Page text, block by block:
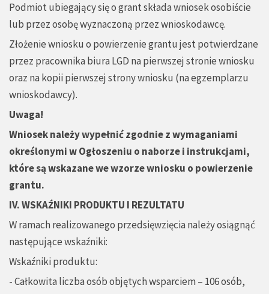
Podmiot ubiegający się o grant składa wniosek osobiście
lub przez osobę wyznaczoną przez wnioskodawcę.
Złożenie wniosku o powierzenie grantu jest potwierdzane
przez pracownika biura LGD na pierwszej stronie wniosku
oraz na kopii pierwszej strony wniosku (na egzemplarzu
wnioskodawcy).
Uwaga!
Wniosek należy wypełnić zgodnie z wymaganiami
określonymi w Ogłoszeniu o naborze i instrukcjami,
które są wskazane we wzorze wniosku o powierzenie
grantu.
IV. WSKAŹNIKI PRODUKTU I REZULTATU
W ramach realizowanego przedsięwzięcia należy osiągnąć
następujące wskaźniki:
Wskaźniki produktu:
- Całkowita liczba osób objętych wsparciem – 106 osób,